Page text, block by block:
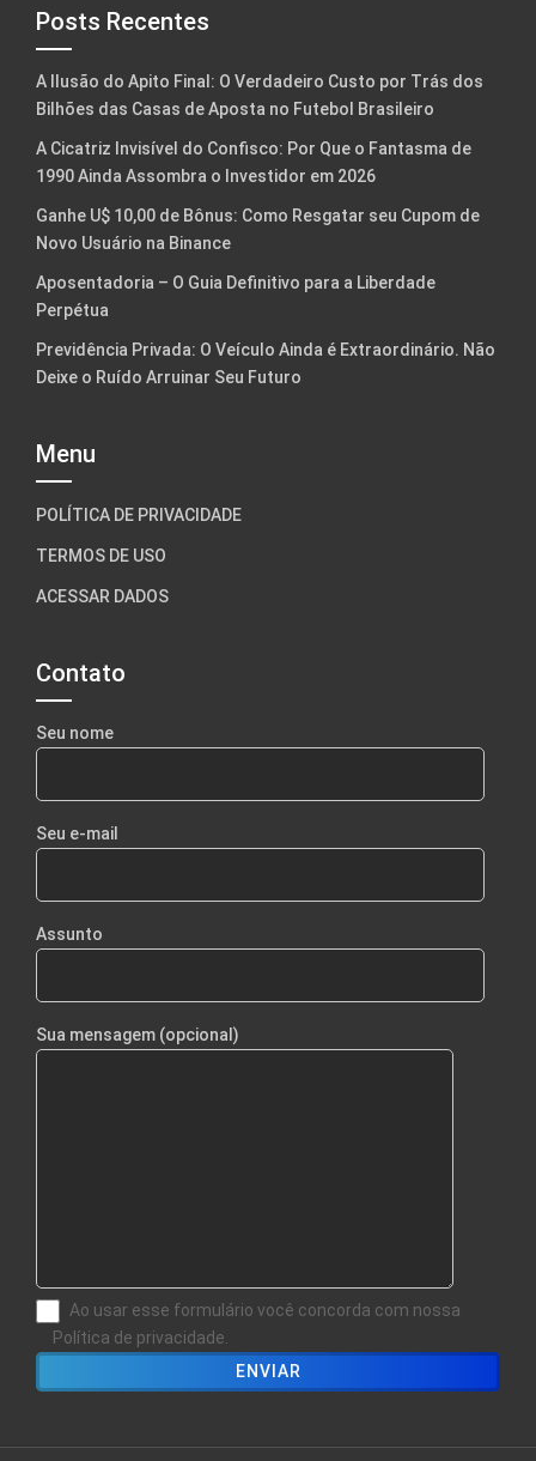
Posts Recentes
A Ilusão do Apito Final: O Verdadeiro Custo por Trás dos
Bilhões das Casas de Aposta no Futebol Brasileiro
A Cicatriz Invisível do Confisco: Por Que o Fantasma de
1990 Ainda Assombra o Investidor em 2026
Ganhe U$ 10,00 de Bônus: Como Resgatar seu Cupom de
Novo Usuário na Binance
Aposentadoria – O Guia Definitivo para a Liberdade
Perpétua
Previdência Privada: O Veículo Ainda é Extraordinário. Não
Deixe o Ruído Arruinar Seu Futuro
Menu
POLÍTICA DE PRIVACIDADE
TERMOS DE USO
ACESSAR DADOS
Contato
Seu nome
Seu e-mail
Assunto
Sua mensagem (opcional)
Ao usar esse formulário você concorda com nossa
Política de privacidade.